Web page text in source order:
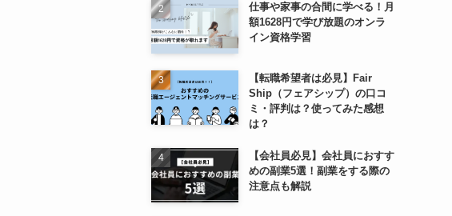
仕事や家事の合間に学べる！月
額1628円で学び放題のオンラ
イン資格学習
【転職希望者は必見】Fair
Ship（フェアシップ）の口コ
ミ・評判は？使ってみた感想
は？
【会社員必見】会社員におすす
めの副業5選！副業をする際の
注意点も解説